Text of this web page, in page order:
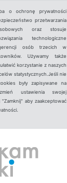
o ochronę prywatności
przetwarzania
oraz stosuje
technologiczne
osób trzecich w
Używamy także
korzystanie z naszych
statystycznych.Jeśli nie
były zapisywane na
ustawienia swojej
aby zaakceptować